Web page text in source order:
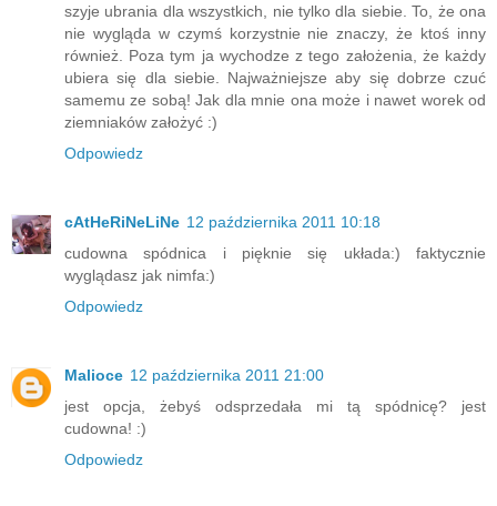
szyje ubrania dla wszystkich, nie tylko dla siebie. To, że ona
nie wygląda w czymś korzystnie nie znaczy, że ktoś inny
również. Poza tym ja wychodze z tego założenia, że każdy
ubiera się dla siebie. Najważniejsze aby się dobrze czuć
samemu ze sobą! Jak dla mnie ona może i nawet worek od
ziemniaków założyć :)
Odpowiedz
cAtHeRiNeLiNe 12 października 2011 10:18
cudowna spódnica i pięknie się układa:) faktycznie
wyglądasz jak nimfa:)
Odpowiedz
Malioce 12 października 2011 21:00
jest opcja, żebyś odsprzedała mi tą spódnicę? jest
cudowna! :)
Odpowiedz